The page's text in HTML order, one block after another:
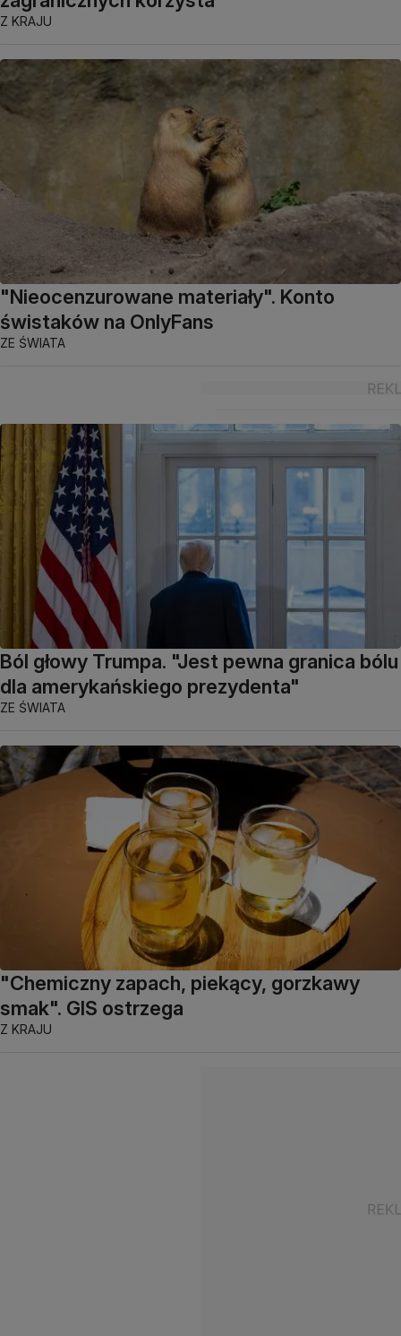
Z KRAJU
"Nieocenzurowane materiały". Konto
świstaków na OnlyFans
ZE ŚWIATA
Ból głowy Trumpa. "Jest pewna granica bólu
dla amerykańskiego prezydenta"
ZE ŚWIATA
"Chemiczny zapach, piekący, gorzkawy
smak". GIS ostrzega
Z KRAJU